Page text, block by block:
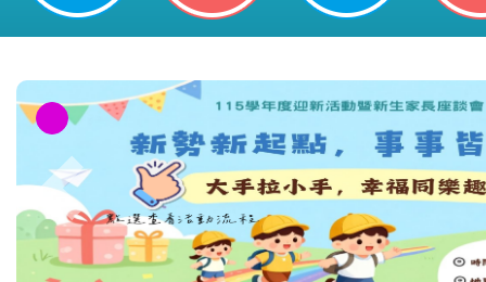
建請 貴校鼓勵所屬教職員、學生
理韌性，請 查照。-桃園市平鎮區